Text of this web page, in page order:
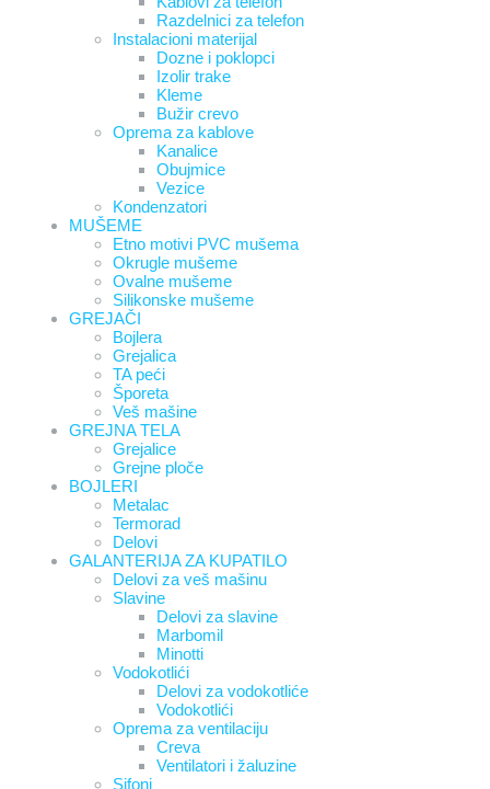
Razdelnici za telefon
Instalacioni materijal
Dozne i poklopci
Izolir trake
Kleme
Bužir crevo
Oprema za kablove
Kanalice
Obujmice
Vezice
Kondenzatori
MUŠEME
Etno motivi PVC mušema
Okrugle mušeme
Ovalne mušeme
Silikonske mušeme
GREJAČI
Bojlera
Grejalica
TA peći
Šporeta
Veš mašine
GREJNA TELA
Grejalice
Grejne ploče
BOJLERI
Metalac
Termorad
Delovi
GALANTERIJA ZA KUPATILO
Delovi za veš mašinu
Slavine
Delovi za slavine
Marbomil
Minotti
Vodokotlići
Delovi za vodokotliće
Vodokotlići
Oprema za ventilaciju
Creva
Ventilatori i žaluzine
Sifoni